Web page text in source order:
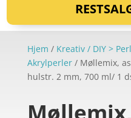
Hjem / Kreativ / DIY >
Akrylperler/ Møllemix,
hulstr. 2 mm, 700 ml/ 1